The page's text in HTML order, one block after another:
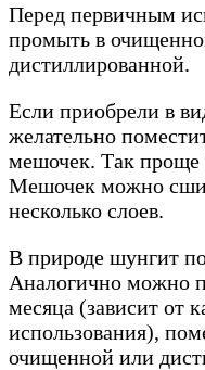
Перед первичным
промыть в
дистиллированной.
Если приобрели в
желательно
мешочек. Так проще
Мешочек можно
несколько слоев.
В природе шунгит
Аналогично можно
месяца (зависит от
использования),
очищенной или